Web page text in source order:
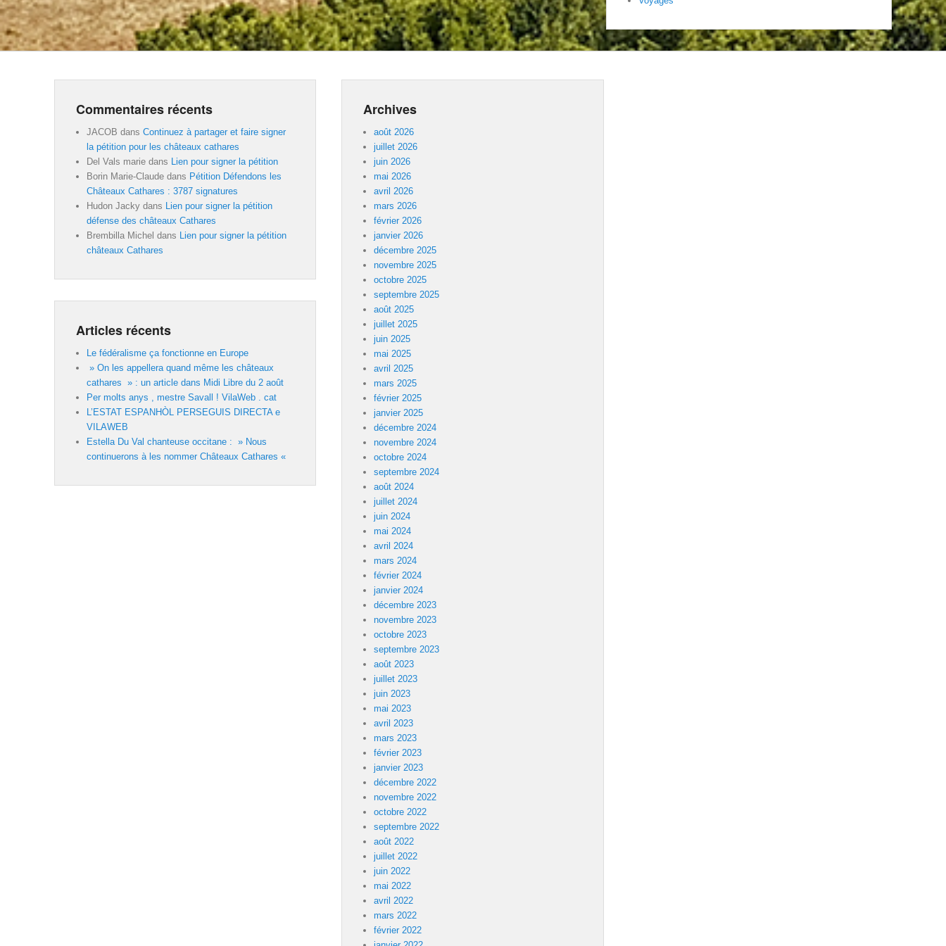
Commentaires récents
JACOB dans Continuez à partager et faire signer
la pétition pour les châteaux cathares
Del Vals marie dans
Lien pour signer la pétition
Borin Marie-Claude dans Pétition Défendons les
Châteaux Cathares : 3787 signatures
Hudon Jacky dans
Lien pour signer la pétition
défense des châteaux Cathares
Brembilla Michel dans
Lien pour signer la pétition
châteaux Cathares
Articles récents
Le fédéralisme ça fonctionne en Europe
» On les appellera quand même les châteaux
cathares » : un article dans Midi Libre du 2 août
Per molts anys , mestre Savall ! VilaWeb . cat
L’ESTAT ESPANHÒL PERSEGUIS DIRECTA e
VILAWEB
Estella Du Val chanteuse occitane : » Nous
continuerons à les nommer Châteaux Cathares «
Archives
août 2026
juillet 2026
juin 2026
mai 2026
avril 2026
mars 2026
février 2026
janvier 2026
décembre 2025
novembre 2025
octobre 2025
septembre 2025
août 2025
juillet 2025
juin 2025
mai 2025
avril 2025
mars 2025
février 2025
janvier 2025
décembre 2024
novembre 2024
octobre 2024
septembre 2024
août 2024
juillet 2024
juin 2024
mai 2024
avril 2024
mars 2024
février 2024
janvier 2024
décembre 2023
novembre 2023
octobre 2023
septembre 2023
août 2023
juillet 2023
juin 2023
mai 2023
avril 2023
mars 2023
février 2023
janvier 2023
décembre 2022
novembre 2022
octobre 2022
septembre 2022
août 2022
juillet 2022
juin 2022
mai 2022
avril 2022
mars 2022
février 2022